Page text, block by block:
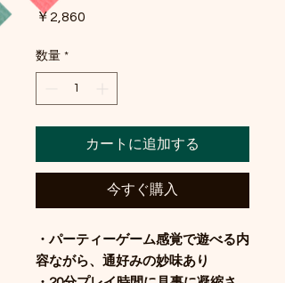
￥2,860
数量 *
カートに追加する
今すぐ購入
・パーティーゲーム感覚で遊べる内
容ながら、通好みの妙味あり